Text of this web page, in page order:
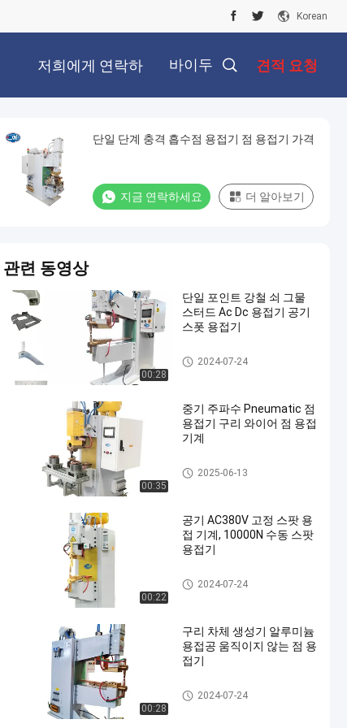
Korean
저희에게 연락하
십시오
바이두 견적 요청
단일 단계 충격 흡수점 용접기 점 용접기 가격
지금 연락하세요 더 알아보기
관련 동영상
00:28
단일 포인트 강철 쇠 그물
스터드 Ac Dc 용접기 공기
스폿 용접기
정지 스팟 용접 기계
2024-07-24
00:35
중기 주파수 Pneumatic 점
용접기 구리 와이어 점 용접
기계
정지 스팟 용접 기계
2025-06-13
00:22
공기 AC380V 고정 스팟 용
접 기계, 10000N 수동 스팟
용접기
정지 스팟 용접 기계
2024-07-24
00:28
구리 차체 생성기 알루미늄
용접공 움직이지 않는 점 용
접기
정지 스팟 용접 기계
2024-07-24